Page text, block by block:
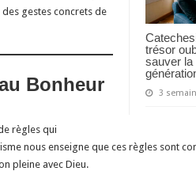
trésor
sauver la
3
gestes concrets de
Bonheur
règles qui
nous enseigne que ces règles sont
pleine avec Dieu.